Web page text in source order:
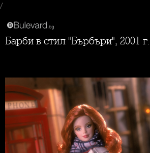
/
Барби в стил "Бърбъри", 2001 г.